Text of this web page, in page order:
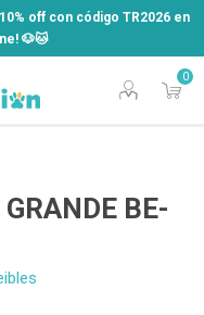
off con código TR2026 en
​🐶​🐱
0
10% off con código TR2026 en
​🐶​🐱
GRANDE BE-